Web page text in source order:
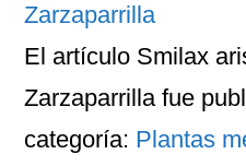
Zarzaparrilla
El artículo Smilax
Zarzaparrillafue
categoría: Plantas